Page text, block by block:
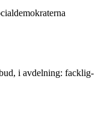
i avdelning: facklig-